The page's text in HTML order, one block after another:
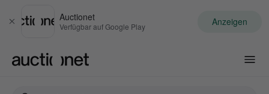
Schließen
Auctionet
Verfügbar auf Google Play Anzeigen